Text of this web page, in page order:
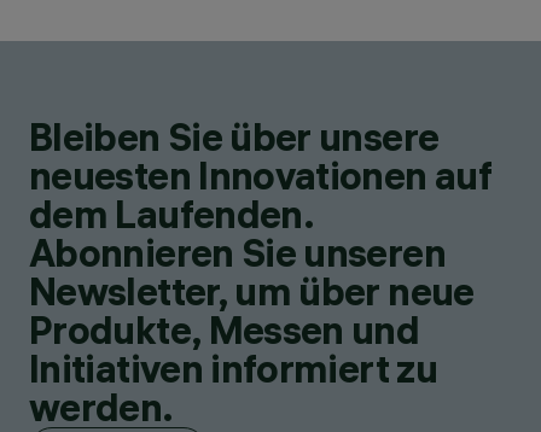
Bleiben Sie über unsere
neuesten Innovationen auf
dem Laufenden.
Abonnieren Sie unseren
Newsletter, um über neue
Produkte, Messen und
Initiativen informiert zu
werden.